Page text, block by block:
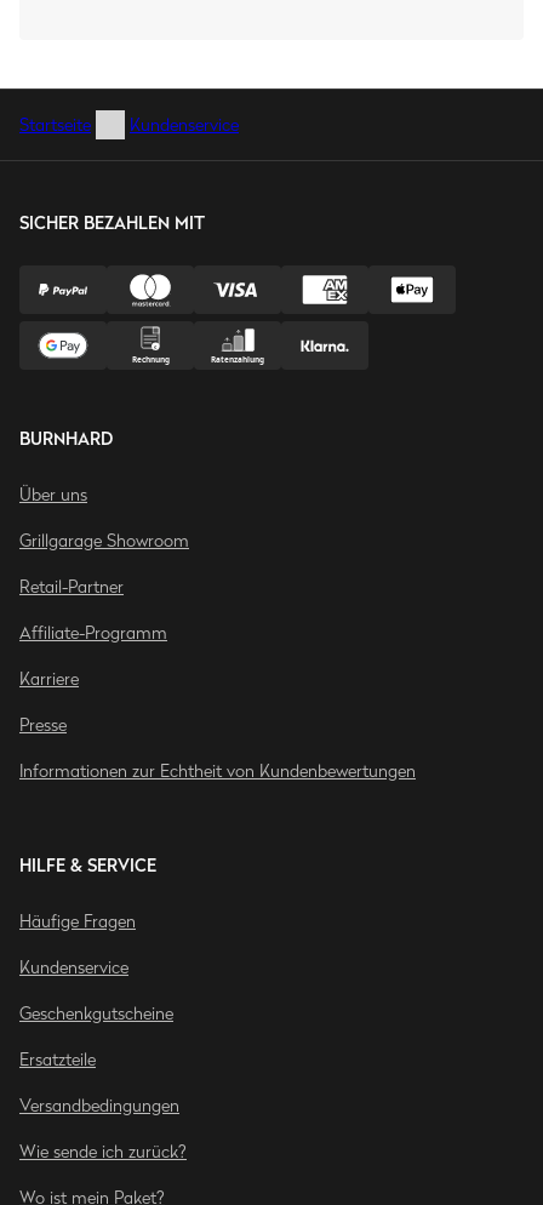
Startseite Kundenservice
SICHER BEZAHLEN MIT
BURNHARD
Über uns
Grillgarage Showroom
Retail-Partner
Affiliate-Programm
Karriere
Presse
Informationen zur Echtheit von Kundenbewertungen
HILFE & SERVICE
Häufige Fragen
Kundenservice
Geschenkgutscheine
Ersatzteile
Versandbedingungen
Wie sende ich zurück?
Wo ist mein Paket?